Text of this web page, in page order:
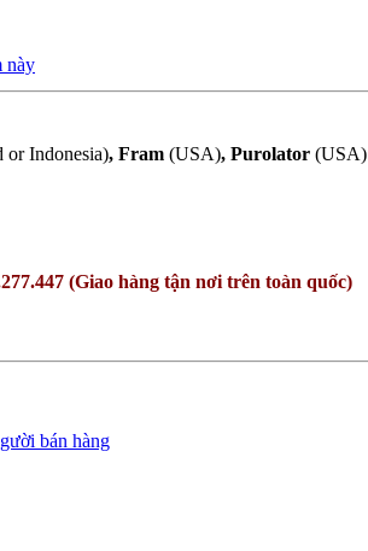
này
or Indonesia), Fram (USA), Purolator (USA)
(Giao hàng tận nơi trên toàn quốc)
bán hàng